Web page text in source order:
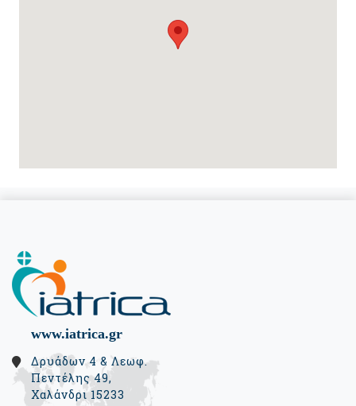
www.iatrica.gr
Δρυάδων 4 & Λεωφ.
Πεντέλης 49,
Χαλάνδρι 15233